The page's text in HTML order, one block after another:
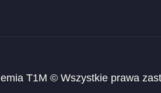
T1M © Wszystkie prawa